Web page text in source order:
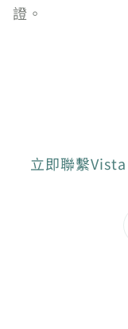
證。
立即聯繫